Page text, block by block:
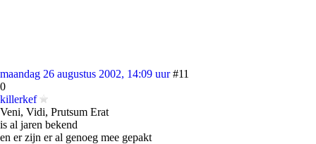
maandag 26 augustus 2002, 14:09 uur #11
0
killerkef
Veni, Vidi, Prutsum Erat
is al jaren bekend
en er zijn er al genoeg mee gepakt